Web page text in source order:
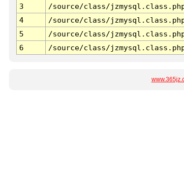
3
/source/class/
4
/source/class/
5
/source/class/
6
/source/class/